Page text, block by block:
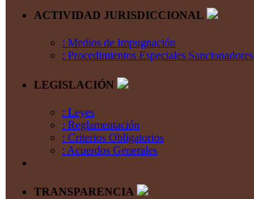
ACTIVIDAD JURISDICCIONAL
: Medios de Impugnación
: Procedimientos Especiales Sancionadores
LEGISLACIÓN
: Leyes
: Reglamentación
: Criterios Obligatorios
: Acuerdos Generales
TRANSPARENCIA